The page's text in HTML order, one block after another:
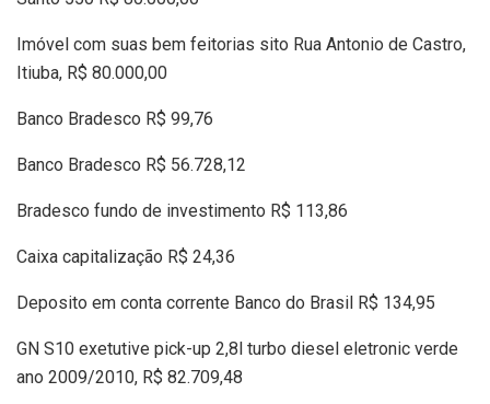
Imóvel com suas bem feitorias sito Rua Antonio de Castro,
Itiuba, R$ 80.000,00
Banco Bradesco R$ 99,76
Banco Bradesco R$ 56.728,12
Bradesco fundo de investimento R$ 113,86
Caixa capitalização R$ 24,36
Deposito em conta corrente Banco do Brasil R$ 134,95
GN S10 exetutive pick-up 2,8l turbo diesel eletronic verde
ano 2009/2010, R$ 82.709,48